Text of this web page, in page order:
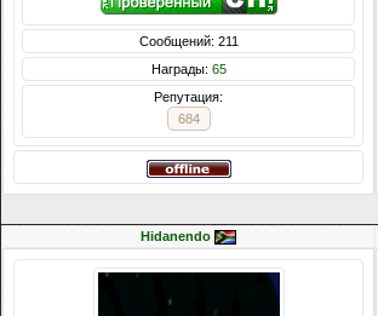
Сообщений: 211
Награды: 65
Репутация:
684
Hidanendo